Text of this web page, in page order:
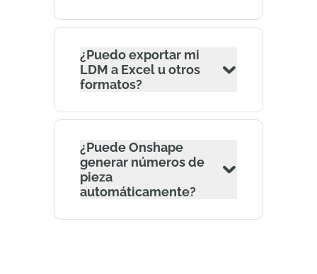
¿Puedo exportar mi
LDM a Excel u otros
formatos?
¿Puede Onshape
generar números de
pieza
automáticamente?